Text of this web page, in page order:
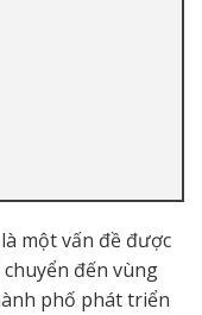
một vấn đề được
đến vùng
phố phát triển